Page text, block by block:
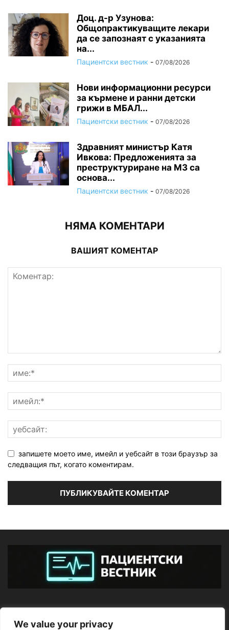
We value your privacy
Доц. д-р Узунова:
Общопрактикуващите лекари
да се запознаят с указанията
на...
Пациентски вестник - 07/08/2026
Нови информационни ресурси
за кърмене и ранни детски
грижи в МБАЛ...
Пациентски вестник - 07/08/2026
Здравният министър Катя
Ивкова: Предложенията за
преструктуриране на МЗ са
основа...
Пациентски вестник - 07/08/2026
НЯМА КОМЕНТАРИ
ВАШИЯТ КОМЕНТАР
запишете моето име, имейл и уебсайт в този браузър за
следващия път, когато коментирам.